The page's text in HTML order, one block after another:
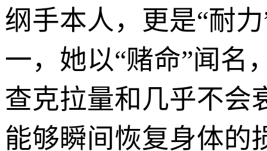
纲手本人，更是“耐
一，她以“赌命”闻名
查克拉量和几乎不会
能够瞬间恢复身体的